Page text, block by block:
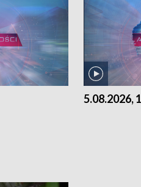
5.08.2026,